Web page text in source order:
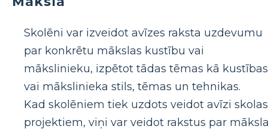
Skolēni var izveidot avīzes raksta uzdevumu
par konkrētu mākslas kustību vai
mākslinieku, izpētot tādas tēmas kā kustības
vai mākslinieka stils, tēmas un tehnikas.
Kad skolēniem tiek uzdots veidot avīzi skolas
projektiem, viņi var veidot rakstus par